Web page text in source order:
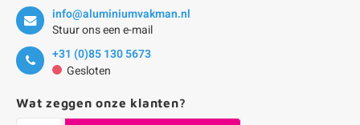
info@aluminiumvakman.nl
Stuur ons een e-mail
+31 (0)85 130 5673
Gesloten
Wat zeggen onze klanten?